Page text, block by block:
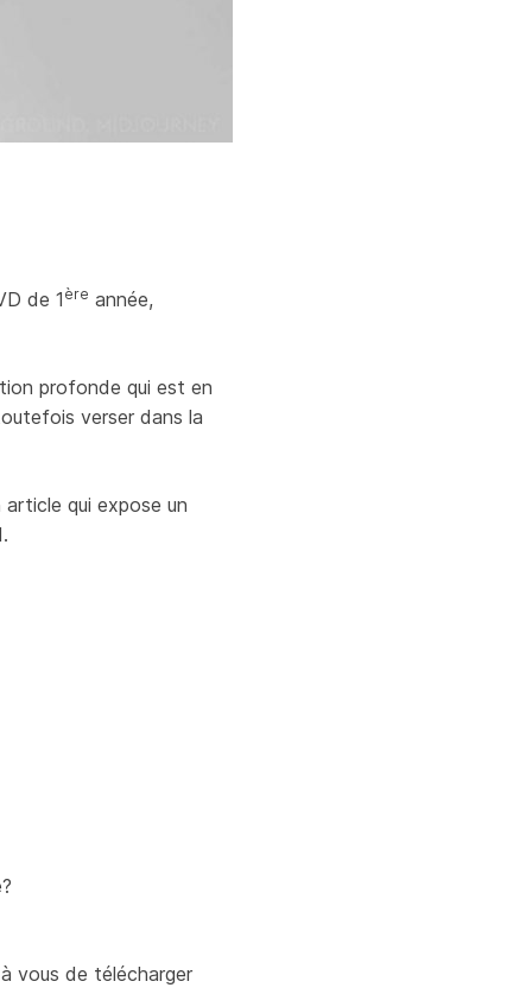
de 1 ère année,
profonde qui est en
verser dans la
qui expose un
vous de télécharger